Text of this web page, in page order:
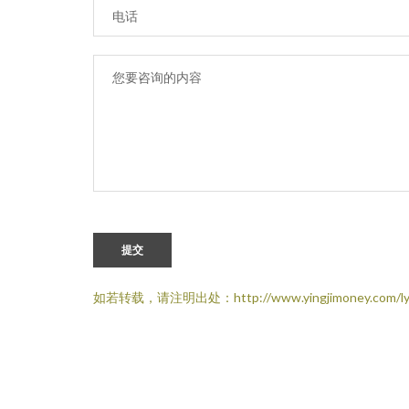
提交
如若转载，请注明出处：http://www.yingjimoney.com/